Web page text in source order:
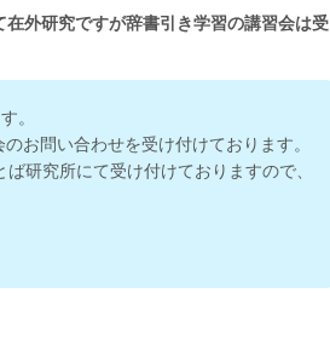
外研究ですが辞書引き学習の講習会は受
。
お問い合わせを受け付けております。
研究所にて受け付けておりますので、